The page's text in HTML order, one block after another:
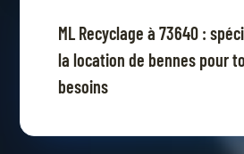
ML Recyclage à 73640 :
la location de bennes pour
besoins